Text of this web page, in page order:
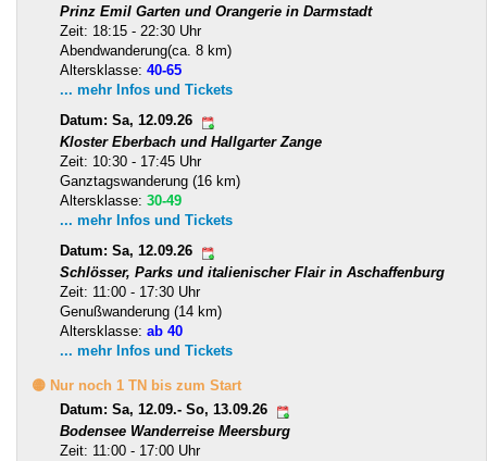
Prinz Emil Garten und Orangerie in Darmstadt
Zeit: 18:15 - 22:30 Uhr
Abendwanderung(ca. 8 km)
Altersklasse: 40-65
... mehr Infos und Tickets
Datum: Sa, 12.09.26
Kloster Eberbach und Hallgarter Zange
Zeit: 10:30 - 17:45 Uhr
Ganztagswanderung (16 km)
Altersklasse: 30-49
... mehr Infos und Tickets
Datum: Sa, 12.09.26
Schlösser, Parks und italienischer Flair in Aschaffenburg
Zeit: 11:00 - 17:30 Uhr
Genußwanderung (14 km)
Altersklasse: ab 40
... mehr Infos und Tickets
🟡 Nur noch 1 TN bis zum Start
Datum: Sa, 12.09.- So, 13.09.26
Bodensee Wanderreise Meersburg
Zeit: 11:00 - 17:00 Uhr